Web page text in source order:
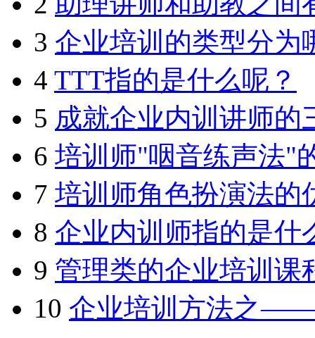
3 企业培训的类型分为
4 TTT指的是什么呢？
5 成就企业内训讲师的
6 培训师"咽音练声法"
7 培训师角色扮演法的
8 企业内训师指的是什
9 管理类的企业培训课
10 企业培训方法之